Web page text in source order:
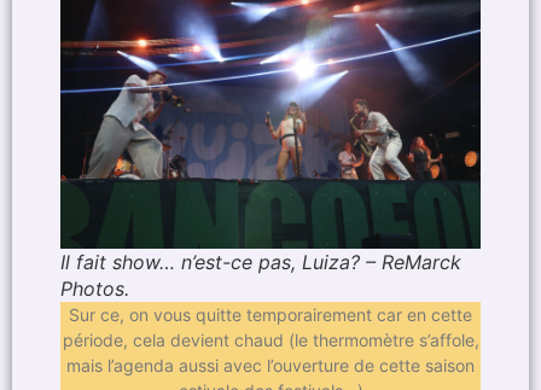
Il fait show… n’est-ce pas, Luiza? – ReMarck
Photos.
Sur ce, on vous quitte temporairement car en cette
période, cela devient chaud (le thermomètre s’affole,
mais l’agenda aussi avec l’ouverture de cette saison